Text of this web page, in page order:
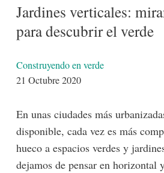
Jardines verticales:
para descubrir el verde
DetallesConstruyendo en verde
21 Octubre 2020
En unas ciudades más
disponible, cada vez es más
hueco a espacios verdes y
dejamos de pensar en horizontal